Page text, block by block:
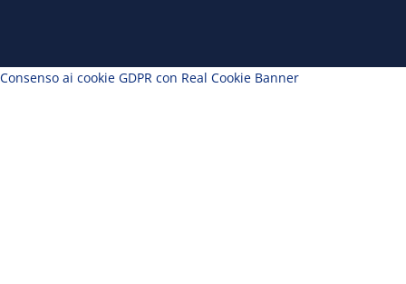
Consenso ai cookie GDPR con Real Cookie Banner